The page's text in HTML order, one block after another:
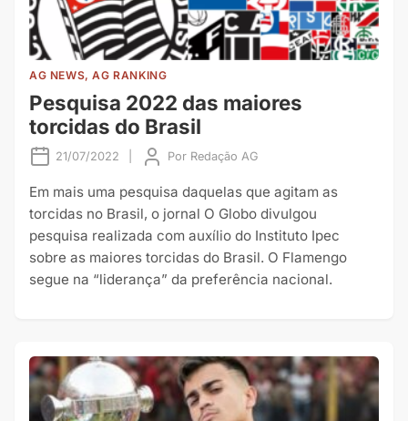
AG NEWS, AG RANKING
Pesquisa 2022 das maiores
torcidas do Brasil
21/07/2022 Por Redação AG
Em mais uma pesquisa daquelas que agitam as
torcidas no Brasil, o jornal O Globo divulgou
pesquisa realizada com auxílio do Instituto Ipec
sobre as maiores torcidas do Brasil. O Flamengo
segue na “liderança” da preferência nacional.